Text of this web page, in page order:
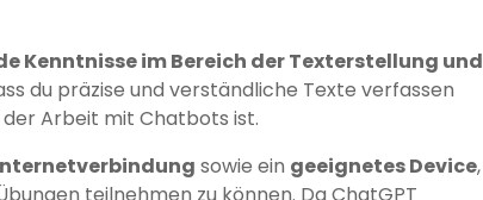
Kenntnisse im Bereich der Texterstellung und
du präzise und verständliche Texte verfassen
Arbeit mit Chatbots ist.
sowie ein geeignetes Device,